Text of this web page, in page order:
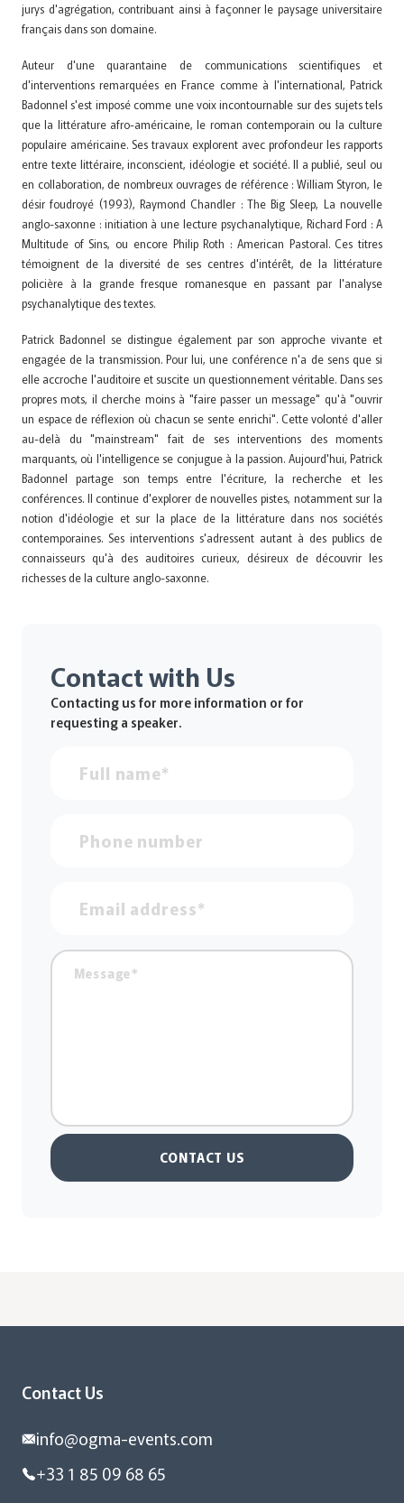
jurys d'agrégation, contribuant ainsi à façonner le paysage universitaire
français dans son domaine.
Auteur d'une quarantaine de communications scientifiques et
d'interventions remarquées en France comme à l'international, Patrick
Badonnel s'est imposé comme une voix incontournable sur des sujets tels
que la littérature afro-américaine, le roman contemporain ou la culture
populaire américaine. Ses travaux explorent avec profondeur les rapports
entre texte littéraire, inconscient, idéologie et société. Il a publié, seul ou
en collaboration, de nombreux ouvrages de référence : William Styron, le
désir foudroyé (1993), Raymond Chandler : The Big Sleep, La nouvelle
anglo-saxonne : initiation à une lecture psychanalytique, Richard Ford : A
Multitude of Sins, ou encore Philip Roth : American Pastoral. Ces titres
témoignent de la diversité de ses centres d'intérêt, de la littérature
policière à la grande fresque romanesque en passant par l'analyse
psychanalytique des textes.
Patrick Badonnel se distingue également par son approche vivante et
engagée de la transmission. Pour lui, une conférence n'a de sens que si
elle accroche l'auditoire et suscite un questionnement véritable. Dans ses
propres mots, il cherche moins à "faire passer un message" qu'à "ouvrir
un espace de réflexion où chacun se sente enrichi". Cette volonté d'aller
au-delà du "mainstream" fait de ses interventions des moments
marquants, où l'intelligence se conjugue à la passion. Aujourd'hui, Patrick
Badonnel partage son temps entre l'écriture, la recherche et les
conférences. Il continue d'explorer de nouvelles pistes, notamment sur la
notion d'idéologie et sur la place de la littérature dans nos sociétés
contemporaines. Ses interventions s'adressent autant à des publics de
connaisseurs qu'à des auditoires curieux, désireux de découvrir les
richesses de la culture anglo-saxonne.
Contact with Us
Contacting us for more information or for
requesting a speaker.
CONTACT US
Contact Us
info@ogma-events.com
+33 1 85 09 68 65